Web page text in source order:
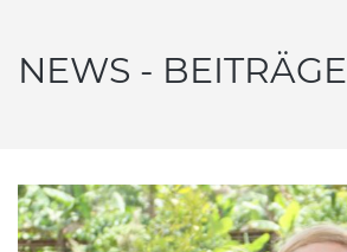
NEWS - BEITRÄGE